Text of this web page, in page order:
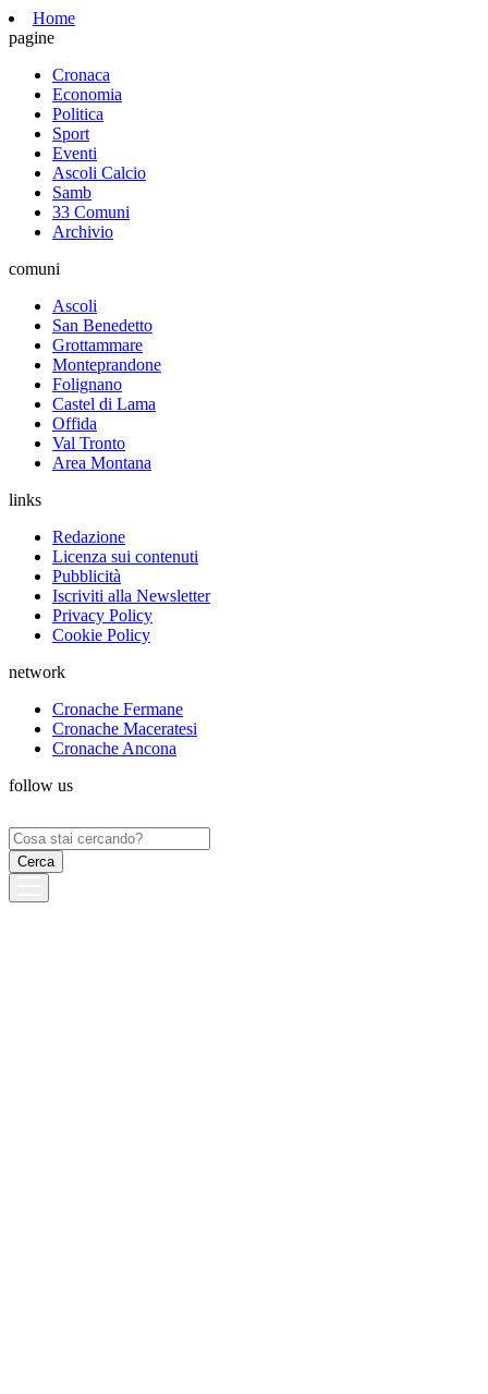
Home
pagine
Cronaca
Economia
Politica
Sport
Eventi
Ascoli Calcio
Samb
33 Comuni
Archivio
comuni
Ascoli
San Benedetto
Grottammare
Monteprandone
Folignano
Castel di Lama
Offida
Val Tronto
Area Montana
links
Redazione
Licenza sui contenuti
Pubblicità
Iscriviti alla Newsletter
Privacy Policy
Cookie Policy
network
Cronache Fermane
Cronache Maceratesi
Cronache Ancona
follow us
Ricerca
per: